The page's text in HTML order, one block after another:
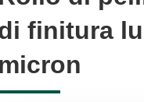
finitura
micron
finitura
micron